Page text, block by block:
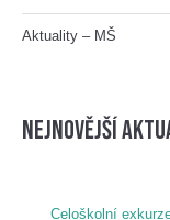
Aktuality – MŠ
nejnovější
Celoškolní